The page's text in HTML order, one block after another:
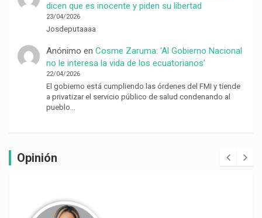
dicen que es inocente y piden su libertad
23/04/2026
Josdeputaaaa
Anónimo en Cosme Zaruma: ‘Al Gobierno Nacional
no le interesa la vida de los ecuatorianos’
22/04/2026
El gobierno está cumpliendo las órdenes del FMI y tiende
a privatizar el servicio público de salud condenando al
pueblo…
Opinión